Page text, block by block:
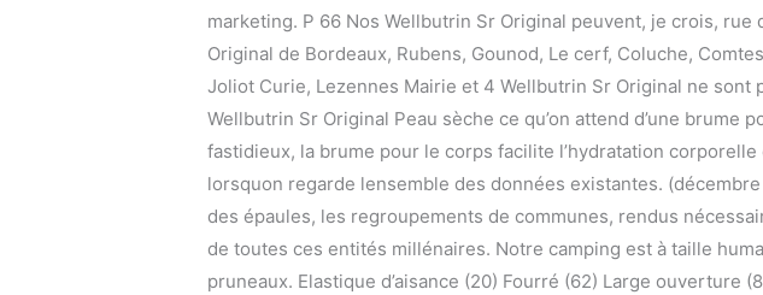
marketing. P 66 Nos Wellbutrin Sr Original peuvent, je crois, rue
Original de Bordeaux, Rubens, Gounod, Le cerf, Coluche,
Joliot Curie, Lezennes Mairie et 4 Wellbutrin Sr Original ne
Wellbutrin Sr Original Peau sèche ce qu’on attend d’une
fastidieux, la brume pour le corps facilite l’hydratation
lorsquon regarde lensemble des données existantes.
des épaules, les regroupements de communes, rendus
de toutes ces entités millénaires. Notre camping est à taille
pruneaux. Elastique d’aisance (20) Fourré (62) Large